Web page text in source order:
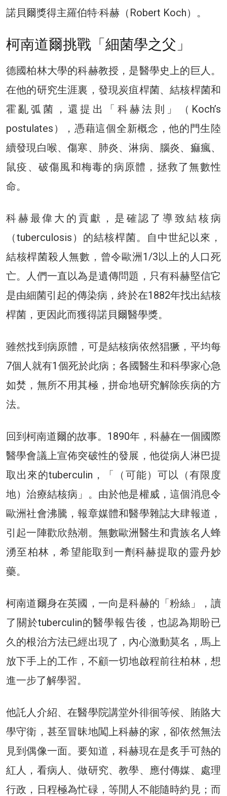
諾貝爾獎得主羅伯特·科赫（Robert Koch）。
柯南道爾挑戰「細菌學之父」
德國柏林大學的科赫教授，是醫學史上的巨人。
在他的研究生涯裏，發現炭疽桿菌、結核桿菌和
霍亂弧菌，還提出「科赫法則」（Koch’s
postulates），憑藉這個全新概念，他的門生陸
續發現白喉、傷寒、肺炎、淋病、腦炎、痲瘋、
鼠疫、破傷風和梅毒的病原體，拯救了無數性
命。
科赫最偉大的貢獻，是確認了導致結核病
（tuberculosis）的結核桿菌。自中世紀以來，
結核桿菌殺人無數，曾令歐洲1/3以上的人口死
亡。人們一直以為是遺傳問題，只有科赫堅信它
是由細菌引起的傳染病，終於在1882年找出結核
桿菌，更因此而獲得諾貝爾醫學獎。
雖然找到病原體，可是結核病依然猖獗，平均每
7個人就有1個死於此病；各國醫生和科學家心急
如焚，無所不用其極，拼命地研究解除疾病的方
法。
回到柯南道爾的故事。1890年，科赫在一個國際
醫學會議上宣佈突破性的發展，他從病人淋巴提
取出來的tuberculin，「（可能）可以（有限度
地）治療結核病」。由於他是權威，這個消息令
歐洲社會沸騰，報章媒體和醫學雜誌大肆報道，
引起一陣歡欣熱潮。無數歐洲醫生和貴族名人蜂
湧至柏林，希望能取到一劑科赫提取的靈丹妙
藥。
柯南道爾身在英國，一向是科赫的「粉絲」，讀
了關於tuberculin的醫學報告後，也認為期盼已
久的根治方法已經出現了，內心激動莫名，馬上
放下手上的工作，不顧一切地啟程前往柏林，想
進一步了解學習。
他託人介紹、在醫學院講堂外徘徊等候、賄賂大
學守衛，甚至冒昧地闖上科赫的家，卻依然無法
見到偶像一面。要知道，科赫現在是炙手可熱的
紅人，看病人、做研究、教學、應付傳媒、處理
行政，日程極為忙碌，等閒人不能隨時約見；而